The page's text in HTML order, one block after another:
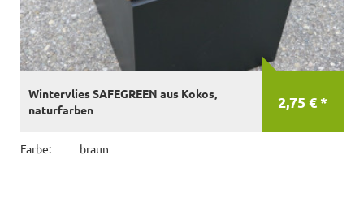
2,75 € *
Wintervlies SAFEGREEN aus Kokos,
naturfarben
Farbe: braun